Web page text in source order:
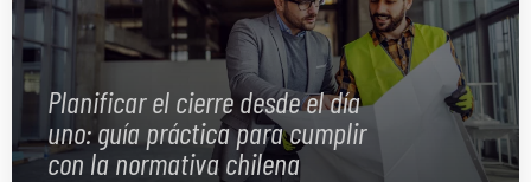
Planificar el cierre desde el día
uno: guía práctica para cumplir
con la normativa chilena